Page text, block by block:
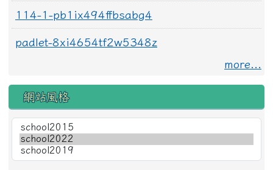
114-1-pb1ix494ffbsabg4
padlet-8xi4654tf2w5348z
more...
網站風格